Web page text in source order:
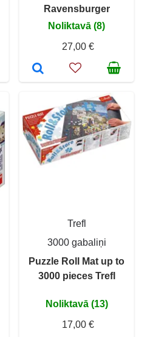
Ravensburger
Noliktavā (8)
27,00 €
Trefl
3000 gabaliņi
Puzzle Roll Mat up to
3000 pieces Trefl
Noliktavā (13)
17,00 €